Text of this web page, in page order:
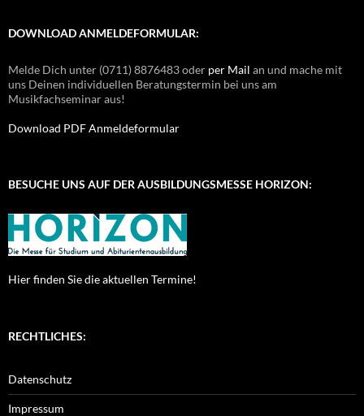
DOWNLOAD ANMELDEFORMULAR:
Melde Dich unter (0711) 8876483 oder per Mail an und mache mit
uns Deinen individuellen Beratungstermin bei uns am
Musikfachseminar aus!
Download PDF Anmeldeformular
BESUCHE UNS AUF DER AUSBILDUNGSMESSE HORIZON:
Hier finden Sie die aktuellen Termine!
RECHTLICHES:
Datenschutz
Impressum